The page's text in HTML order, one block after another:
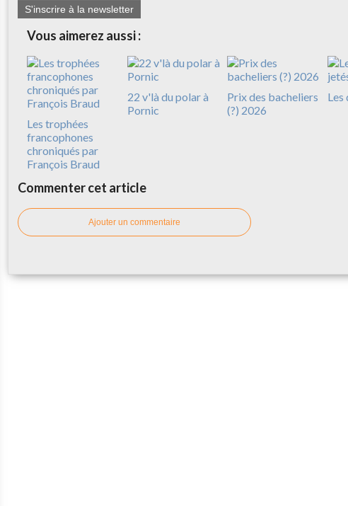
S'inscrire à la newsletter
Vous aimerez aussi :
Les trophées
francophones
chroniqués par
François Braud
22 v'là du polar à
Pornic
Prix des bacheliers
(?) 2026
Les
Commenter cet article
Ajouter un commentaire